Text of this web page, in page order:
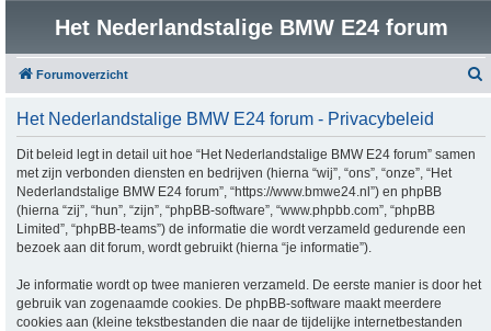
Het Nederlandstalige BMW E24 forum
Forumoverzicht
Het Nederlandstalige BMW E24 forum - Privacybeleid
Dit beleid legt in detail uit hoe “Het Nederlandstalige BMW E24 forum” samen
met zijn verbonden diensten en bedrijven (hierna “wij”, “ons”, “onze”, “Het
Nederlandstalige BMW E24 forum”, “https://www.bmwe24.nl”) en phpBB
(hierna “zij”, “hun”, “zijn”, “phpBB-software”, “www.phpbb.com”, “phpBB
Limited”, “phpBB-teams”) de informatie die wordt verzameld gedurende een
bezoek aan dit forum, wordt gebruikt (hierna “je informatie”).
Je informatie wordt op twee manieren verzameld. De eerste manier is door het
gebruik van zogenaamde cookies. De phpBB-software maakt meerdere
cookies aan (kleine tekstbestanden die naar de tijdelijke internetbestanden